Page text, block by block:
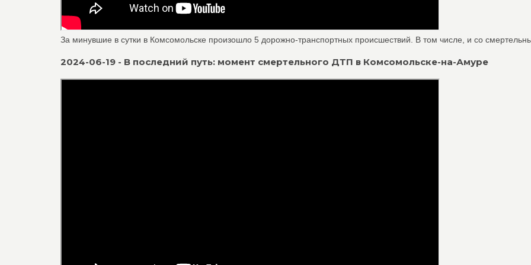
За минувшие в сутки в Комсомольске произошло 5 дорожно-транспортных происшествий. В том числе, и со
2024-06-19 - В последний путь: момент смертельного ДТП в Комсомольске-на-Амуре